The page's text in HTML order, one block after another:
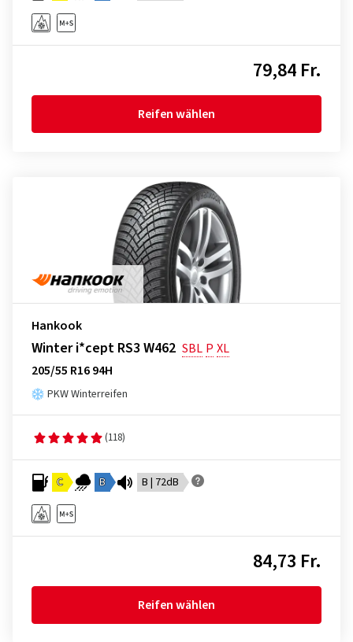
79,84 Fr.
Reifen wählen
Hankook
Winter i*cept RS3 W462 SBL P XL
205/55 R16 94H
PKW Winterreifen
(118)
C B B | 72dB
84,73 Fr.
Reifen wählen